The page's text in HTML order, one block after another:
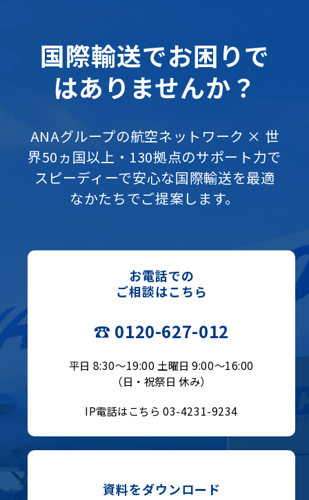
国際輸送でお困りで
はありませんか？
ANAグループの航空ネットワーク × 世
界50ヵ国以上・130拠点のサポート力で
スピーディーで安心な国際輸送を最適
なかたちでご提案します。
お電話での
ご相談はこちら
☎ 0120-627-012
平日 8:30〜19:00 土曜日 9:00〜16:00
（日・祝祭日 休み）
IP電話はこちら 03-4231-9234
資料をダウンロード